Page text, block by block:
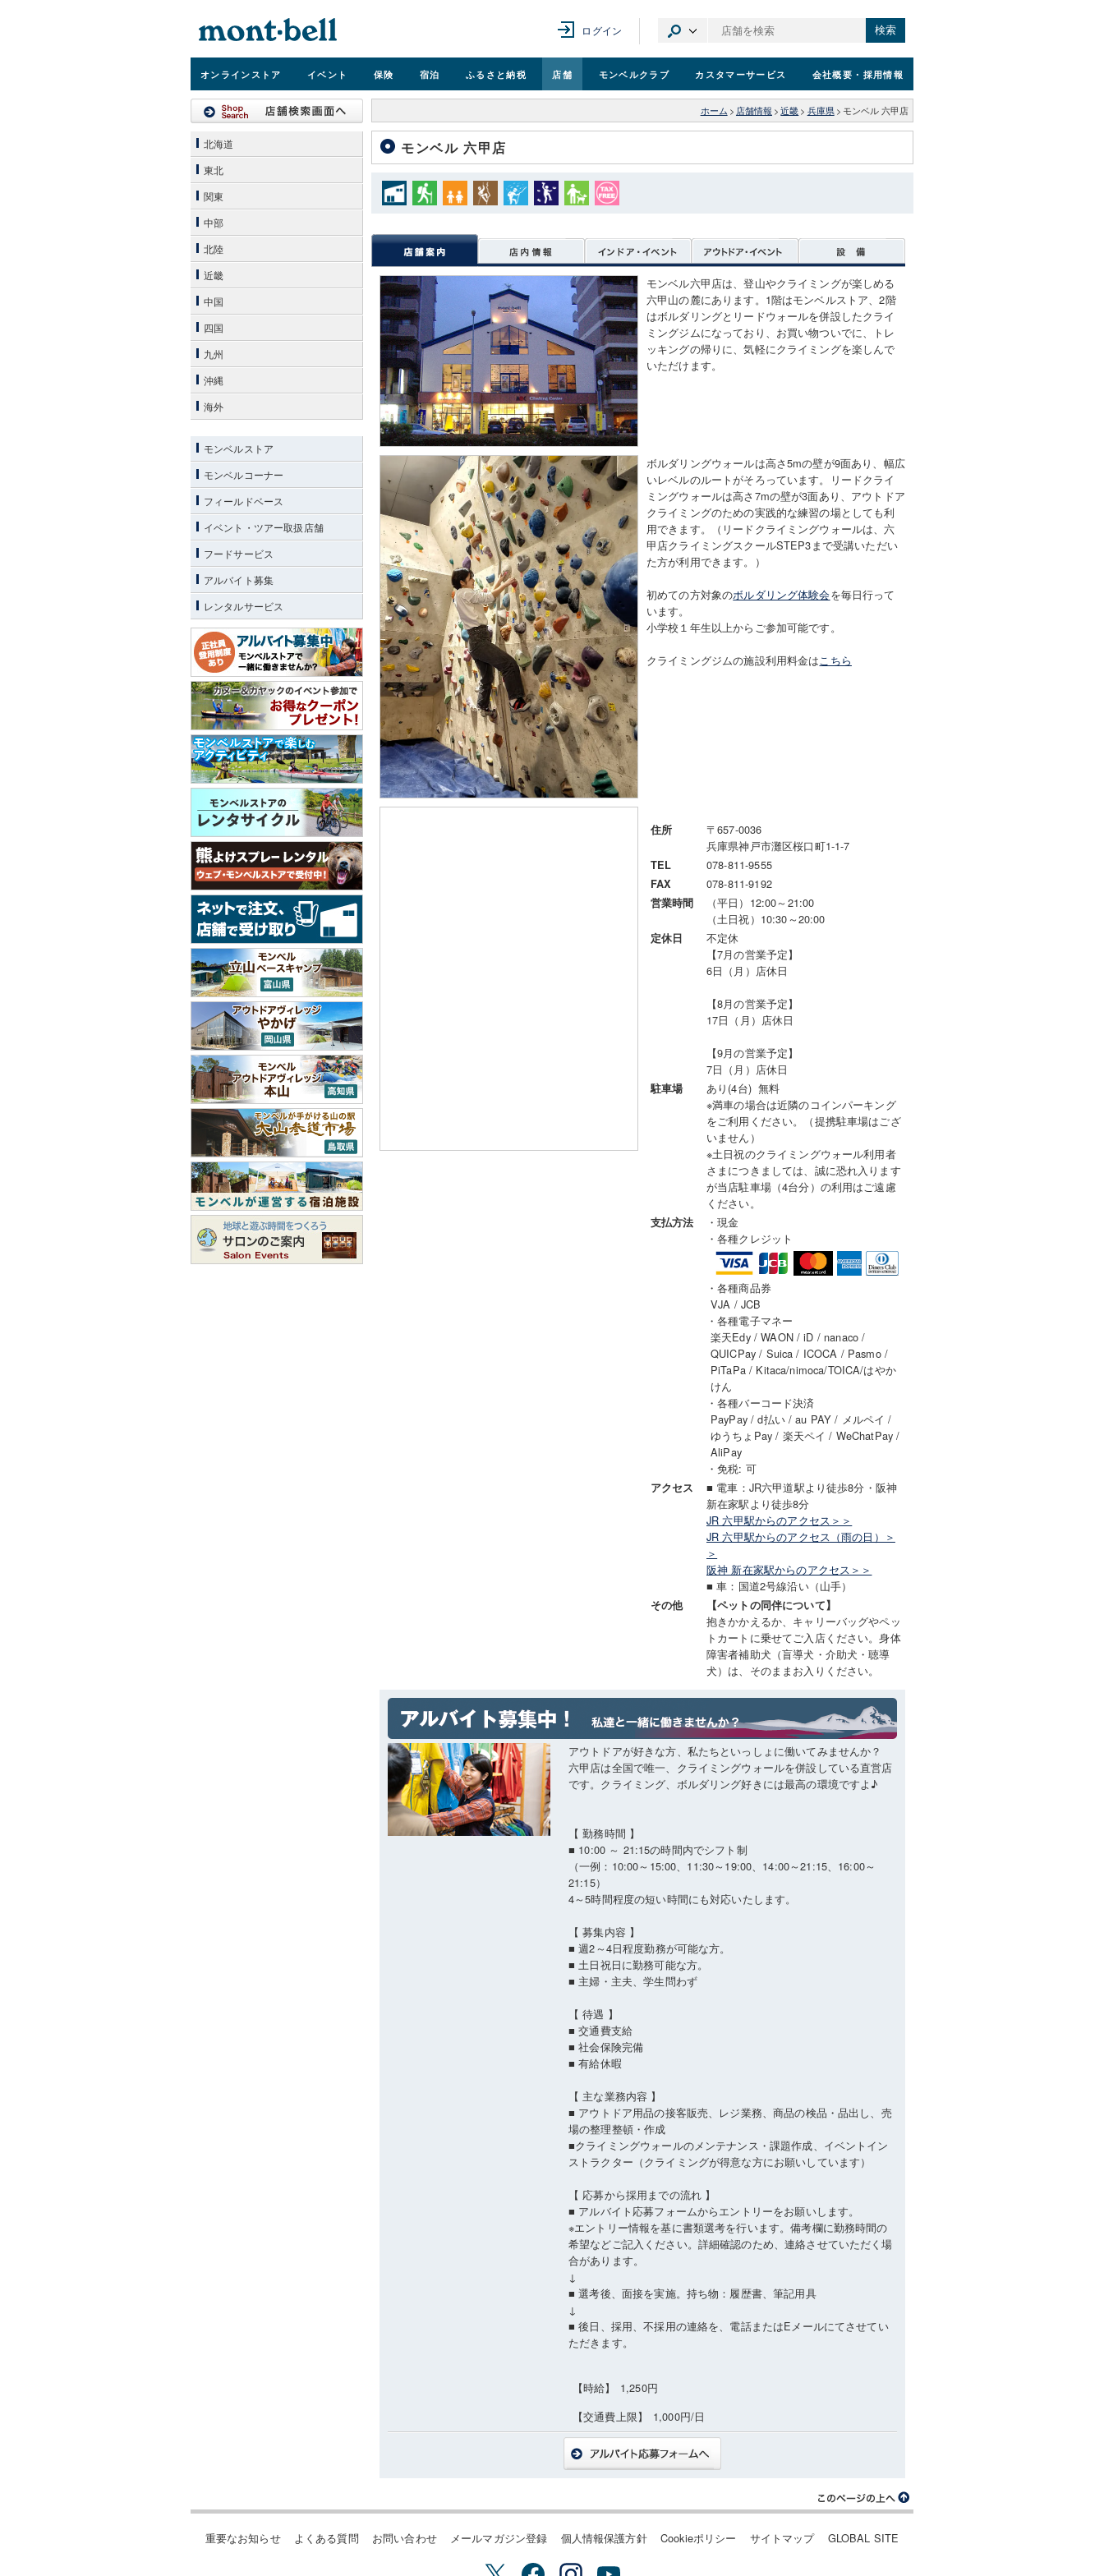
ログイン 検索
オンラインストア イベント 保険 宿泊 ふるさと納税 店舗 モンベルクラブ カスタマーサービス 会社概要 ・採用情報
ホーム > 店舗情報 > 近畿 > 兵庫県 > モンベル 六甲店
モンベル 六甲店
モンベル六甲店は、登山やクライミングが楽しめる
六甲山の麓にあります。1階はモンベルストア、2階
はボルダリングとリードウォールを併設したクライ
ミングジムになっており、お買い物ついでに、トレ
ッキングの帰りに、気軽にクライミングを楽しんで
いただけます。
ボルダリングウォールは高さ5mの壁が9面あり、幅広
いレベルのルートがそろっています。リードクライ
ミングウォールは高さ7mの壁が3面あり、アウトドア
クライミングのための実践的な練習の場としても利
用できます。（リードクライミングウォールは、六
甲店クライミングスクールSTEP3まで受講いただい
た方が利用できます。）
初めての方対象のボルダリング体験会を毎日行って
います。
小学校１年生以上からご参加可能です。
クライミングジムの施設利用料金はこちら
住所
〒657-0036
兵庫県神戸市灘区桜口町1-1-7
TEL 078-811-9555
FAX 078-811-9192
営業時間
（平日）12:00～21:00
（土日祝）10:30～20:00
定休日
不定休
【7月の営業予定】
6日（月）店休日
【8月の営業予定】
17日（月）店休日
【9月の営業予定】
7日（月）店休日
駐車場
あり(4台) 無料
※満車の場合は近隣のコインパーキング
をご利用ください。（提携駐車場はござ
いません）
※土日祝のクライミングウォール利用者
さまにつきましては、誠に恐れ入ります
が当店駐車場（4台分）の利用はご遠慮
ください。
支払方法
・現金
・各種クレジット
・各種商品券
VJA / JCB
・各種電子マネー
楽天Edy / WAON / iD / nanaco /
QUICPay / Suica / ICOCA / Pasmo /
PiTaPa / Kitaca/nimoca/TOICA/はやか
けん
・各種バーコード決済
PayPay / d払い / au PAY / メルペイ /
ゆうちょPay / 楽天ペイ / WeChatPay /
AliPay
・免税: 可
アクセス
■ 電車：JR六甲道駅より徒歩8分・阪神
新在家駅より徒歩8分
JR 六甲駅からのアクセス＞＞
JR 六甲駅からのアクセス（雨の日）＞
＞
阪神 新在家駅からのアクセス＞＞
■ 車：国道2号線沿い（山手）
その他 【ペットの同伴について】
抱きかかえるか、キャリーバッグやペッ
トカートに乗せてご入店ください。身体
障害者補助犬（盲導犬・介助犬・聴導
犬）は、そのままお入りください。
アウトドアが好きな方、私たちといっしょに働いてみませんか？
六甲店は全国で唯一、クライミングウォールを併設している直営店
です。クライミング、ボルダリング好きには最高の環境ですよ♪
【 勤務時間 】
■ 10:00 ～ 21:15の時間内でシフト制
（一例：10:00～15:00、11:30～19:00、14:00～21:15、16:00～
21:15）
4～5時間程度の短い時間にも対応いたします。
【 募集内容 】
■ 週2～4日程度勤務が可能な方。
■ 土日祝日に勤務可能な方。
■ 主婦・主夫、学生問わず
【 待遇 】
■ 交通費支給
■ 社会保険完備
■ 有給休暇
【 主な業務内容 】
■ アウトドア用品の接客販売、レジ業務、商品の検品・品出し、売
場の整理整頓・作成
■クライミングウォールのメンテナンス・課題作成、イベントイン
ストラクター（クライミングが得意な方にお願いしています）
【 応募から採用までの流れ 】
■ アルバイト応募フォームからエントリーをお願いします。
※エントリー情報を基に書類選考を行います。備考欄に勤務時間の
希望などご記入ください。詳細確認のため、連絡させていただく場
合があります。
↓
■ 選考後、面接を実施。持ち物：履歴書、筆記用具
↓
■ 後日、採用、不採用の連絡を、電話またはEメールにてさせてい
ただきます。
【時給】
1,250円
【交通費上限】
1,000円/日
北海道
東北
関東
中部
北陸
近畿
中国
四国
九州
沖縄
海外
モンベルストア
モンベルコーナー
フィールドベース
イベント・ツアー取扱店舗
フードサービス
アルバイト募集
レンタルサービス
重要なお知らせ よくある質問 お問い合わせ メールマガジン登録 個人情報保護方針 Cookieポリシー サイトマップ GLOBAL SITE